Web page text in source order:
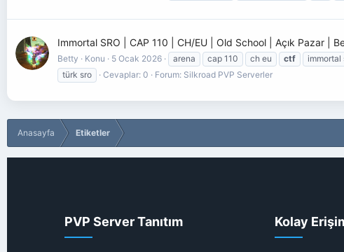
Immortal SRO | CAP 110 | CH/EU | Old School | Açık Pazar |
Betty Konu 5 Ocak 2026 arena cap 110 ch eu ctf immortal
türk sro
Cevaplar: 0 Forum: Silkroad PVP Serverler
Anasayfa Etiketler
PVP Server Tanıtım Kolay